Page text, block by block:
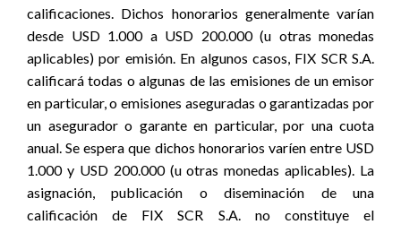
calificaciones. Dichos honorarios generalmente varían
desde USD 1.000 a USD 200.000 (u otras monedas
aplicables) por emisión. En algunos casos, FIX SCR S.A.
calificará todas o algunas de las emisiones de un emisor
en particular, o emisiones aseguradas o garantizadas por
un asegurador o garante en particular, por una cuota
anual. Se espera que dichos honorarios varíen entre USD
1.000 y USD 200.000 (u otras monedas aplicables). La
asignación, publicación o diseminación de una
calificación de FIX SCR S.A. no constituye el